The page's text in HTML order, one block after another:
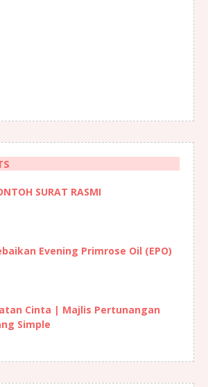
SURAT RASMI
Evening Primrose Oil (EPO)
Cinta | Majlis Pertunangan
Simple